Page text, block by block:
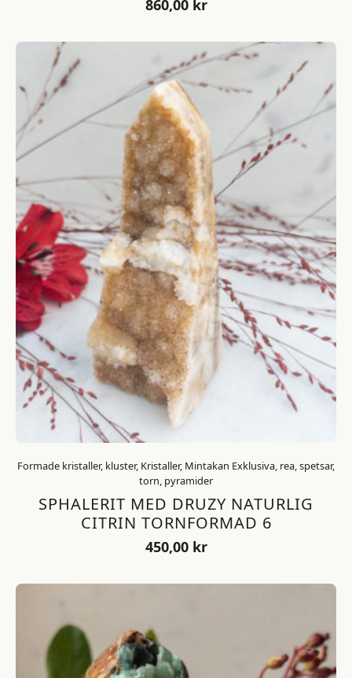
860,00 kr
Formade kristaller, kluster, Kristaller, Mintakan Exklusiva, rea, spetsar,
torn, pyramider
SPHALERIT MED DRUZY NATURLIG
CITRIN TORNFORMAD 6
450,00 kr